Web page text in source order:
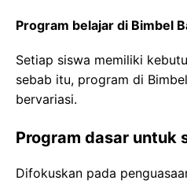
Program belajar di Bimbel
Setiap siswa memiliki
sebab itu, program di
bervariasi.
Program dasar untuk
Difokuskan pada